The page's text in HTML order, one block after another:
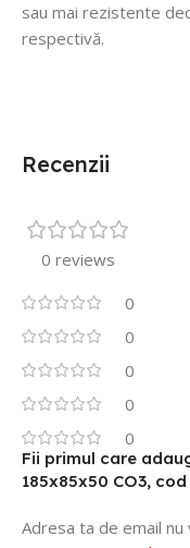
sau mai rezistente
respectivă.
Recenzii
0 reviews
0
0
0
0
0
Fii primul care
185x85x50 CO3, cod
Adresa ta de email nu